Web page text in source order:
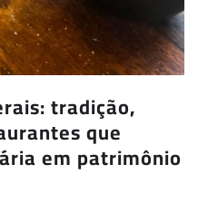
tradição,
que
em patrimônio